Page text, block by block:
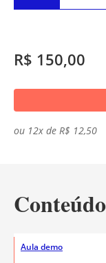
R$ 150,00
ou 12x de R$ 12,50
Aula demo